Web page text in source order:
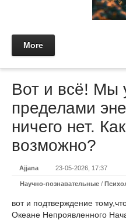
More
Вот и всё! Мы
пределами
ничего нет.
возможно?
Ajjana 23-05-2026, 17:37
Научно-познавательные /
вот и подтверждение
Океане Непроявленного